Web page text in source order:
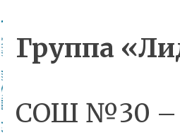
Группа
СОШ №30 –